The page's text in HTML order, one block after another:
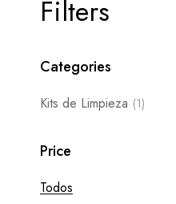
Filters
Categories
Kits de Limpieza (1)
Price
Todos